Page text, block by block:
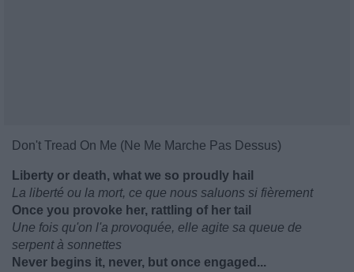
Don't Tread On Me (Ne Me Marche Pas Dessus)
Liberty or death, what we so proudly hail
La liberté ou la mort, ce que nous saluons si fièrement
Once you provoke her, rattling of her tail
Une fois qu'on l'a provoquée, elle agite sa queue de
serpent à sonnettes
Never begins it, never, but once engaged...